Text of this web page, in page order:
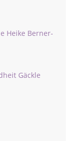
Heike Berner-
Gäckle